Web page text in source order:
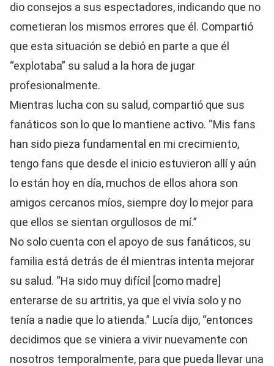
dio consejos a sus espectadores, indicando que no
cometieran los mismos errores que él. Compartió
que esta situación se debió en parte a que él
“explotaba” su salud a la hora de jugar
profesionalmente.
Mientras lucha con su salud, compartió que sus
fanáticos son lo que lo mantiene activo. “Mis fans
han sido pieza fundamental en mi crecimiento,
tengo fans que desde el inicio estuvieron allí y aún
lo están hoy en día, muchos de ellos ahora son
amigos cercanos míos, siempre doy lo mejor para
que ellos se sientan orgullosos de mí.”
No solo cuenta con el apoyo de sus fanáticos, su
familia está detrás de él mientras intenta mejorar
su salud. “Ha sido muy difícil [como madre]
enterarse de su artritis, ya que el vivía solo y no
tenía a nadie que lo atienda.” Lucía dijo, “entonces
decidimos que se viniera a vivir nuevamente con
nosotros temporalmente, para que pueda llevar una